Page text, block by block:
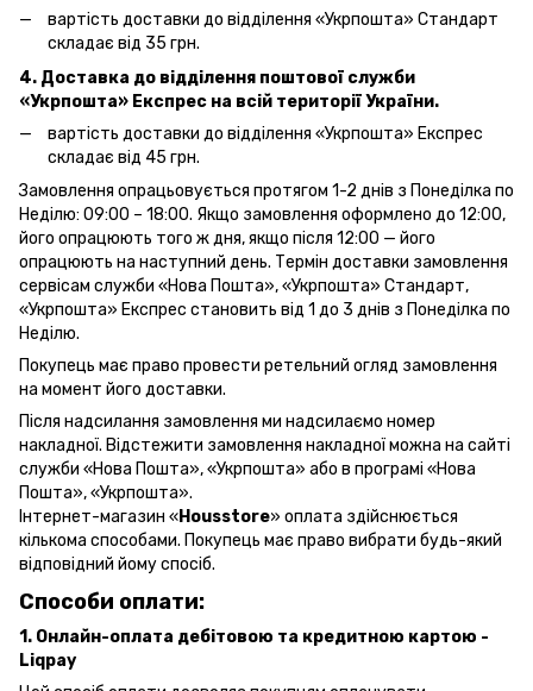
вартість доставки до відділення «Укрпошта» Стандарт
складає від 35 грн.
4. Доставка до відділення поштової служби
«Укрпошта» Експрес на всій території України.
вартість доставки до відділення «Укрпошта» Експрес
складає від 45 грн.
Замовлення опрацьовується протягом 1-2 днів з Понеділка по
Неділю: 09:00 – 18:00. Якщо замовлення оформлено до 12:00,
його опрацюють того ж дня, якщо після 12:00 — його
опрацюють на наступний день. Термін доставки замовлення
сервісам служби «Нова Пошта», «Укрпошта» Стандарт,
«Укрпошта» Експрес становить від 1 до 3 днів з Понеділка по
Неділю.
Покупець має право провести ретельний огляд замовлення
на момент його доставки.
Після надсилання замовлення ми надсилаємо номер
накладної. Відстежити замовлення накладної можна на сайті
служби «Нова Пошта», «Укрпошта» або в програмі «Нова
Пошта», «Укрпошта».
Інтернет-магазин «Housstore» оплата здійснюється
кількома способами. Покупець має право вибрати будь-який
відповідний йому спосіб.
Способи оплати:
1. Онлайн-оплата дебітовою та кредитною картою -
Liqpay